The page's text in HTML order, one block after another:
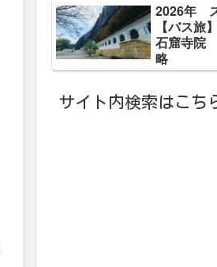
2026年
【バス旅
石窟寺院
略
サイト内検索はこち